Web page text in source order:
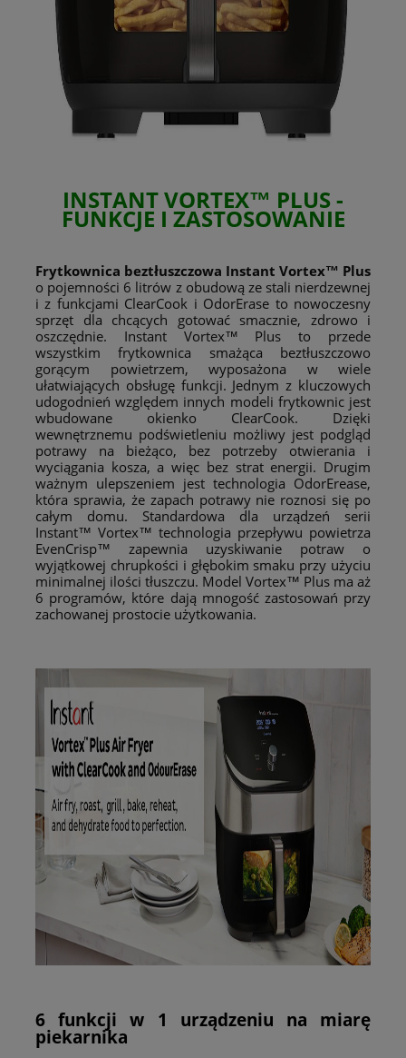
INSTANT VORTEX™ PLUS-
FUNKCJE I ZASTOSOWANIE
Frytkownica beztłuszczowa Instant Vortex™ Plus
o pojemności 6 litrów z obudową ze stali nierdzewnej
i z funkcjami ClearCook i OdorErase to nowoczesny
sprzęt dla chcących gotować smacznie, zdrowo i
oszczędnie. Instant Vortex™ Plus to przede
wszystkim frytkownica smażąca beztłuszczowo
gorącym powietrzem, wyposażona w wiele
ułatwiających obsługę funkcji. Jednym z kluczowych
udogodnień względem innych modeli frytkownic jest
wbudowane okienko ClearCook. Dzięki
wewnętrznemu podświetleniu możliwy jest podgląd
potrawy na bieżąco, bez potrzeby otwierania i
wyciągania kosza, a więc bez strat energii. Drugim
ważnym ulepszeniem jest technologia OdorErease,
która sprawia, że zapach potrawy nie roznosi się po
całym domu. Standardowa dla urządzeń serii
Instant™ Vortex™ technologia przepływu powietrza
EvenCrisp™ zapewnia uzyskiwanie potraw o
wyjątkowej chrupkości i głębokim smaku przy użyciu
minimalnej ilości tłuszczu. Model Vortex™ Plus ma aż
6 programów, które dają mnogość zastosowań przy
zachowanej prostocie użytkowania.
6 funkcji w 1 urządzeniu na miarę
piekarnika